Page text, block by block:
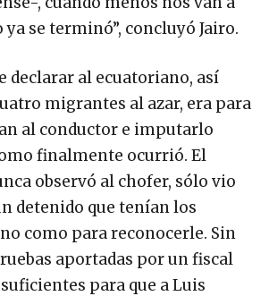
se terminó”, concluyó Jairo.
declarar al ecuatoriano, así
migrantes al azar, era para
al conductor e imputarlo
finalmente ocurrió. El
observó al chofer, sólo vio
detenido que tenían los
como para reconocerle. Sin
aportadas por un fiscal
para que a Luis